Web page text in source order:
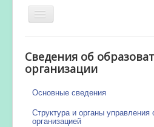
Включить/
выключить
Новости
Сведения об
организации
Основные сведения
Структура и органы управления
организацией